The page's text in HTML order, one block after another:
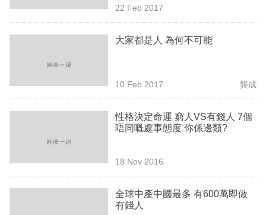
技
生
22 Feb 2017
大家都是人 為何不可能
10 Feb 2017 龔成
性格決定命運 窮人VS有錢人 7個
唔同嘅處事態度 你係邊類?
18 Nov 2016
全球中產中國最多 有600萬即做
有錢人